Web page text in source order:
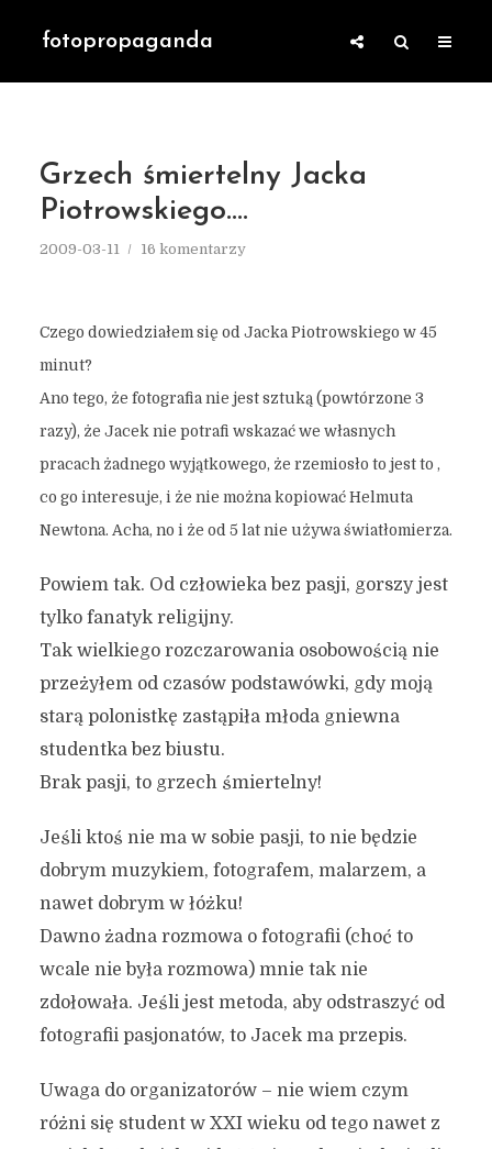
fotopropaganda
Grzech śmiertelny Jacka
Piotrowskiego….
2009-03-11 16 komentarzy
Czego dowiedziałem się od Jacka Piotrowskiego w 45
minut?
Ano tego, że fotografia nie jest sztuką (powtórzone 3
razy), że Jacek nie potrafi wskazać we własnych
pracach żadnego wyjątkowego, że rzemiosło to jest to ,
co go interesuje, i że nie można kopiować Helmuta
Newtona. Acha, no i że od 5 lat nie używa światłomierza.
Powiem tak. Od człowieka bez pasji, gorszy jest
tylko fanatyk religijny.
Tak wielkiego rozczarowania osobowością nie
przeżyłem od czasów podstawówki, gdy moją
starą polonistkę zastąpiła młoda gniewna
studentka bez biustu.
Brak pasji, to grzech śmiertelny!
Jeśli ktoś nie ma w sobie pasji, to nie będzie
dobrym muzykiem, fotografem, malarzem, a
nawet dobrym w łóżku!
Dawno żadna rozmowa o fotografii (choć to
wcale nie była rozmowa) mnie tak nie
zdołowała. Jeśli jest metoda, aby odstraszyć od
fotografii pasjonatów, to Jacek ma przepis.
Uwaga do organizatorów – nie wiem czym
różni się student w XXI wieku od tego nawet z